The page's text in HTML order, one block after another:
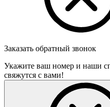
Заказать обратный звонок
Укажите ваш номер и наши
свяжутся с вами!